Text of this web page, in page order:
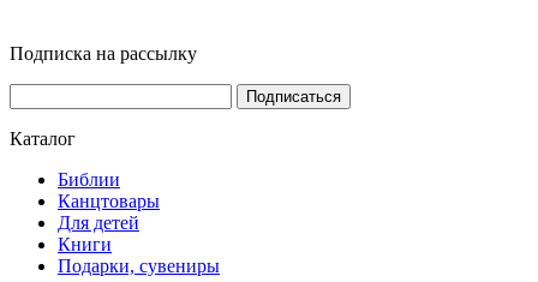
Подписка на рассылку
Каталог
Библии
Канцтовары
Для детей
Книги
Подарки, сувениры